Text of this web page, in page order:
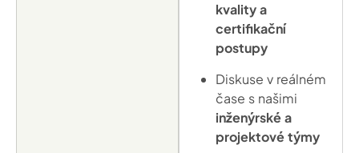
kvality a
certifikační
postupy
Diskuse v reálném
čase s našimi
inženýrské a
projektové týmy